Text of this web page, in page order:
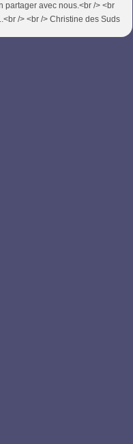
partager avec nous.<br /> <br
/> <br /> Christine des Suds